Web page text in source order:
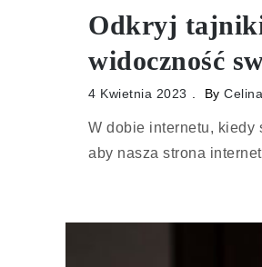
Odkryj tajniki
widoczność
4 Kwietnia 2023 By Celina
W dobie internetu, kiedy
aby nasza strona